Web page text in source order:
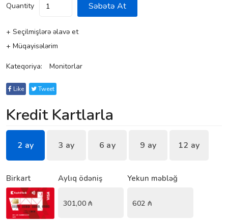
Quantity Səbətə At
+ Seçilmişlərə əlavə et
+ Müqayisələrim
Kateqoriya: Monitorlar
Like Tweet
Kredit Kartlarla
2 ay 3 ay 6 ay 9 ay 12 ay
Birkart Aylıq ödəniş
301,00₼
Yekun məbləğ
602 ₼